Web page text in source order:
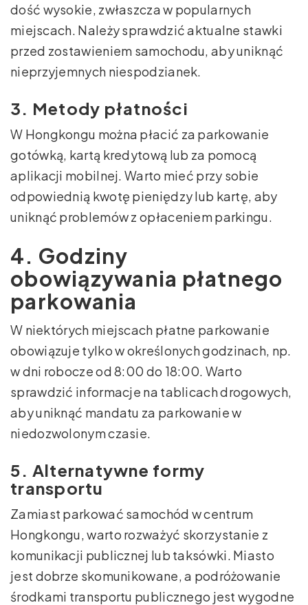
dość wysokie, zwłaszcza w popularnych
miejscach. Należy sprawdzić aktualne stawki
przed zostawieniem samochodu, aby uniknąć
nieprzyjemnych niespodzianek.
3. Metody płatności
W Hongkongu można płacić za parkowanie
gotówką, kartą kredytową lub za pomocą
aplikacji mobilnej. Warto mieć przy sobie
odpowiednią kwotę pieniędzy lub kartę, aby
uniknąć problemów z opłaceniem parkingu.
4. Godziny
obowiązywania płatnego
parkowania
W niektórych miejscach płatne parkowanie
obowiązuje tylko w określonych godzinach, np.
w dni robocze od 8:00 do 18:00. Warto
sprawdzić informacje na tablicach drogowych,
aby uniknąć mandatu za parkowanie w
niedozwolonym czasie.
5. Alternatywne formy
transportu
Zamiast parkować samochód w centrum
Hongkongu, warto rozważyć skorzystanie z
komunikacji publicznej lub taksówki. Miasto
jest dobrze skomunikowane, a podróżowanie
środkami transportu publicznego jest wygodne